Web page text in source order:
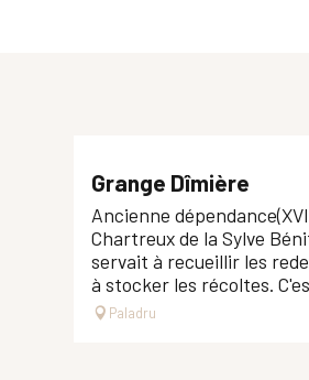
Grange Dîmière
Ancienne
Chartreux de la Sylve
servait à recueillir les
à stocker les récoltes.
Paladru